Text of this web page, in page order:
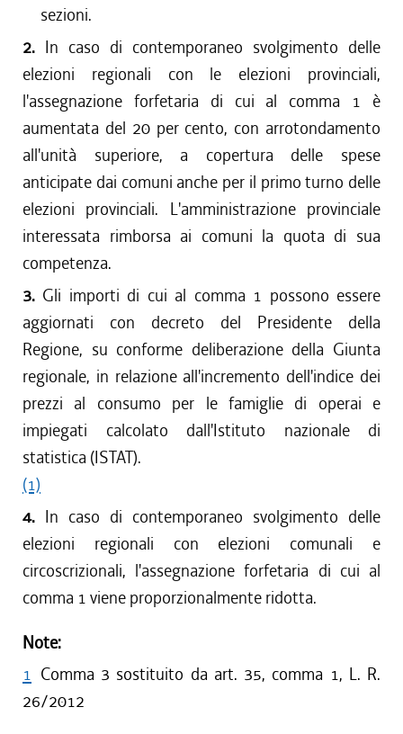
sezioni.
2. In caso di contemporaneo svolgimento delle
elezioni regionali con le elezioni provinciali,
l'assegnazione forfetaria di cui al comma 1 è
aumentata del 20 per cento, con arrotondamento
all'unità superiore, a copertura delle spese
anticipate dai comuni anche per il primo turno delle
elezioni provinciali. L'amministrazione provinciale
interessata rimborsa ai comuni la quota di sua
competenza.
3. Gli importi di cui al comma 1 possono essere
aggiornati con decreto del Presidente della
Regione, su conforme deliberazione della Giunta
regionale, in relazione all'incremento dell'indice dei
prezzi al consumo per le famiglie di operai e
impiegati calcolato dall'Istituto nazionale di
statistica (ISTAT).
(1)
4. In caso di contemporaneo svolgimento delle
elezioni regionali con elezioni comunali e
circoscrizionali, l'assegnazione forfetaria di cui al
comma 1 viene proporzionalmente ridotta.
Note:
1 Comma 3 sostituito da art. 35, comma 1, L. R.
26/2012